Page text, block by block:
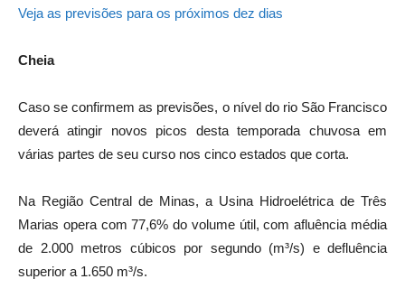
Veja as previsões para os próximos dez dias
Cheia
Caso se confirmem as previsões, o nível do rio São Francisco
deverá atingir novos picos desta temporada chuvosa em
várias partes de seu curso nos cinco estados que corta.
Na Região Central de Minas, a Usina Hidroelétrica de Três
Marias opera com 77,6% do volume útil, com afluência média
de 2.000 metros cúbicos por segundo (m³/s) e defluência
superior a 1.650 m³/s.